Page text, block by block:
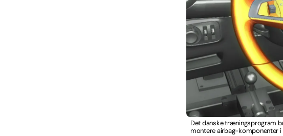
Det danske træningsprogram
montere airbag-komponenter i